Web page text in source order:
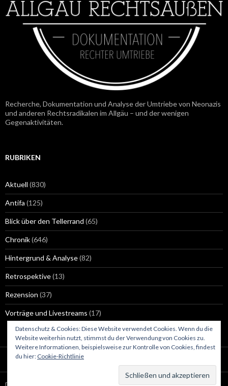
Recherche, Dokumentation und Analyse der Umtriebe von Neonazis
und anderen Rechtsradikalen im Allgäu – und der wenigen
Gegenaktivitäten.
RUBRIKEN
Aktuell (830)
Antifa (125)
Blick über den Tellerrand (65)
Chronik(646)
Hintergrund & Analyse(82)
Retrospektive(13)
Rezension (37)
Vorträge und Livestreams (17)
Datenschutzerklärung Stolz präsentiert von WordPress
Datenschutz & Cookies: Diese Website verwendet Cookies. Wenn du die
Website weiterhin nutzt, stimmst du der Verwendung von Cookies zu.
Weitere Informationen, beispielsweise zur Kontrolle von Cookies, findest
du hier: Cookie-Richtlinie